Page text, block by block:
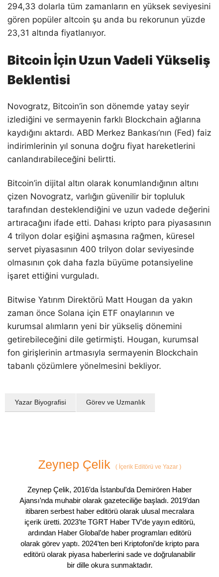
294,33 dolarla tüm zamanların en yüksek seviyesini
gören popüler altcoin şu anda bu rekorunun yüzde
23,31 altında fiyatlanıyor.
Bitcoin İçin Uzun Vadeli Yükseliş
Beklentisi
Novogratz, Bitcoin’in son dönemde yatay seyir
izlediğini ve sermayenin farklı Blockchain ağlarına
kaydığını aktardı. ABD Merkez Bankası’nın (Fed) faiz
indirimlerinin yıl sonuna doğru fiyat hareketlerini
canlandırabileceğini belirtti.
Bitcoin’in dijital altın olarak konumlandığının altını
çizen Novogratz, varlığın güvenilir bir topluluk
tarafından desteklendiğini ve uzun vadede değerini
artıracağını ifade etti. Dahası kripto para piyasasının
4 trilyon dolar eşiğini aşmasına rağmen, küresel
servet piyasasının 400 trilyon dolar seviyesinde
olmasının çok daha fazla büyüme potansiyeline
işaret ettiğini vurguladı.
Bitwise Yatırım Direktörü Matt Hougan da yakın
zaman önce Solana için ETF onaylarının ve
kurumsal alımların yeni bir yükseliş dönemini
getirebileceğini dile getirmişti. Hougan, kurumsal
fon girişlerinin artmasıyla sermayenin Blockchain
tabanlı çözümlere yönelmesini bekliyor.
Yazar Biyografisi Görev ve Uzmanlık
Zeynep Çelik (İçerik Editörü ve Yazar )
Zeynep Çelik, 2016’da İstanbul’da Demirören Haber
Ajansı’nda muhabir olarak gazeteciliğe başladı. 2019’dan
itibaren serbest haber editörü olarak ulusal mecralara
içerik üretti. 2023’te TGRT Haber TV’de yayın editörü,
ardından Haber Global’de haber programları editörü
olarak görev yaptı. 2024’ten beri Kriptofoni’de kripto para
editörü olarak piyasa haberlerini sade ve doğrulanabilir
bir dille okura sunmaktadır.